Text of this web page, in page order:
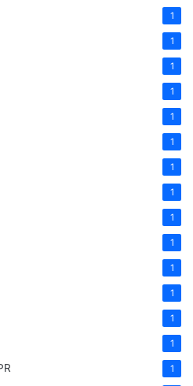
1
1
1
1
1
1
1
1
1
1
1
1
1
1
1